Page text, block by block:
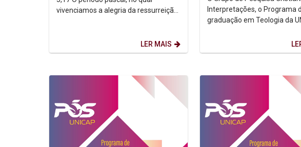
vivenciamos a alegria da ressurreição,
LER MAIS
Interpretações, o Programa
graduação em Teologia da